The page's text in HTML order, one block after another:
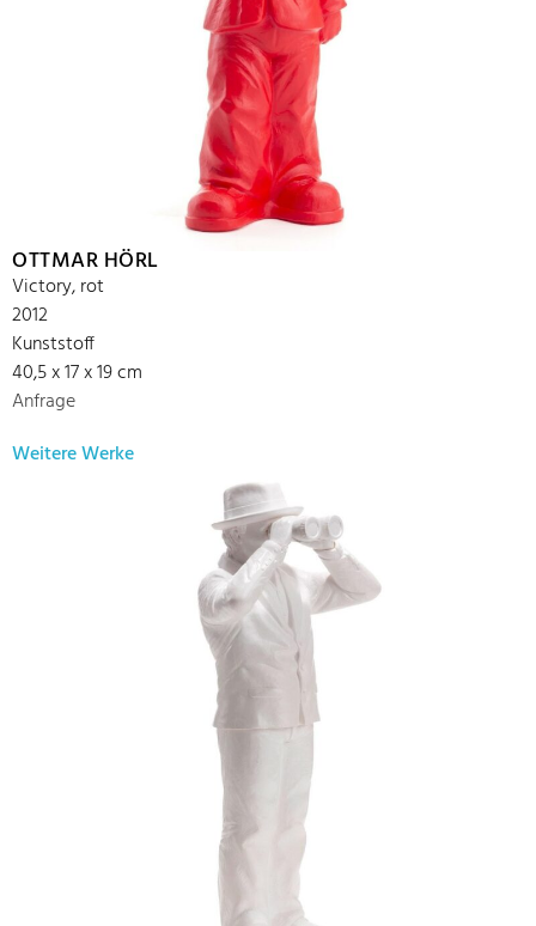
OTTMAR HÖRL
Victory, rot
2012
Kunststoff
40,5 x 17 x 19 cm
Anfrage
Weitere Werke